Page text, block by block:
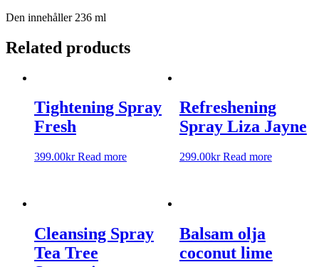
Den innehåller 236 ml
Related products
Tightening Spray
Fresh
399.00kr Read more
Refreshening
Spray Liza Jayne
299.00kr Read more
Cleansing Spray
Tea Tree
Balsam olja
coconut lime